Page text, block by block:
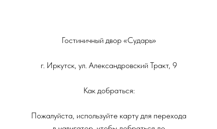
Гостиничный двор «Сударь»
г. Иркутск, ул. Александровский Тракт, 9
Как добраться:
Пожалуйста, используйте карту для перехода